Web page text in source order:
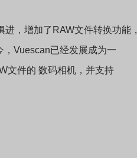
，增加了RAW文件转换功能，
Vuescan已经发展成为一
文件的 数码相机，并支持